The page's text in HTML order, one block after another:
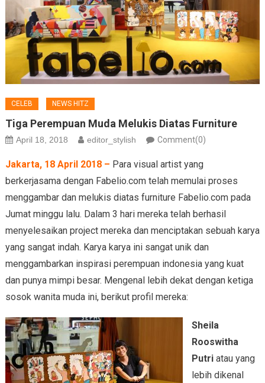
CELEB NEWS HITZ
Tiga Perempuan Muda Melukis Diatas Furniture
April 18, 2018 editor_stylish Comment(0)
Jakarta, 18 April 2018 – Para visual artist yang
berkerjasama dengan Fabelio.com telah memulai proses
menggambar dan melukis diatas furniture Fabelio.com pada
Jumat minggu lalu. Dalam 3 hari mereka telah berhasil
menyelesaikan project mereka dan menciptakan sebuah karya
yang sangat indah. Karya karya ini sangat unik dan
menggambarkan inspirasi perempuan indonesia yang kuat
dan punya mimpi besar. Mengenal lebih dekat dengan ketiga
sosok wanita muda ini, berikut profil mereka:
Sheila
Rooswitha
Putriatau yang
lebih dikenal